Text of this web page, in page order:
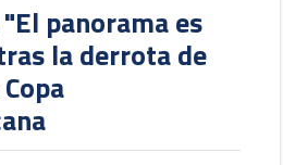
"El panorama es
la derrota de